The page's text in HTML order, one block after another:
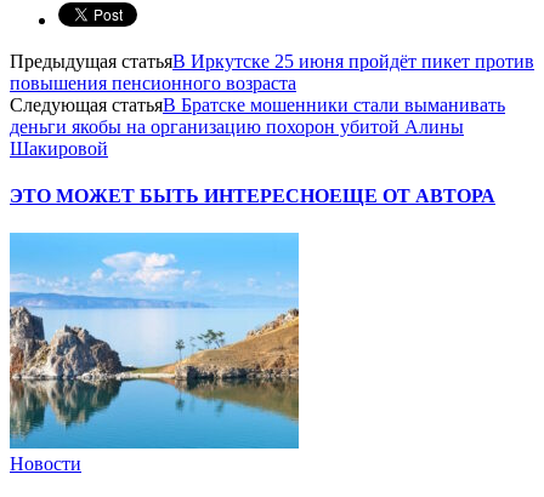
Предыдущая статьяВ Иркутске 25 июня пройдёт пикет против
повышения пенсионного возраста
Следующая статьяВ Братске мошенники стали выманивать
деньги якобы на организацию похорон убитой Алины
Шакировой
ЭТО МОЖЕТ БЫТЬ ИНТЕРЕСНОЕЩЕ ОТ АВТОРА
Новости